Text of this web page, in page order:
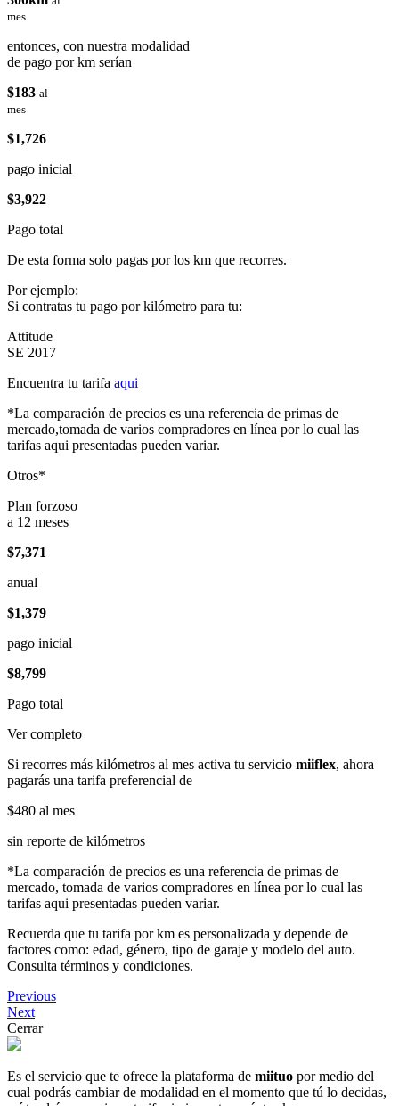
mes
entonces, con nuestra modalidad
de pago por km serían
$183 al
mes
$1,726
pago inicial
$3,922
Pago total
De esta forma solo pagas por los km que recorres.
Por ejemplo:
Si contratas tu pago por kilómetro para tu:
Attitude
SE 2017
Encuentra tu tarifa aqui
*La comparación de precios es una referencia de primas de
mercado,tomada de varios compradores en línea por lo cual las
tarifas aqui presentadas pueden variar.
Otros*
Plan forzoso
a 12 meses
$7,371
anual
$1,379
pago inicial
$8,799
Pago total
Ver completo
Si recorres más kilómetros al mes activa tu servicio miiflex, ahora
pagarás una tarifa preferencial de
$480 al mes
sin reporte de kilómetros
*La comparación de precios es una referencia de primas de
mercado, tomada de varios compradores en línea por lo cual las
tarifas aqui presentadas pueden variar.
Recuerda que tu tarifa por km es personalizada y depende de
factores como: edad, género, tipo de garaje y modelo del auto.
Consulta términos y condiciones.
Previous
Next
Cerrar
Es el servicio que te ofrece la plataforma de miituo por medio del
cual podrás cambiar de modalidad en el momento que tú lo decidas,